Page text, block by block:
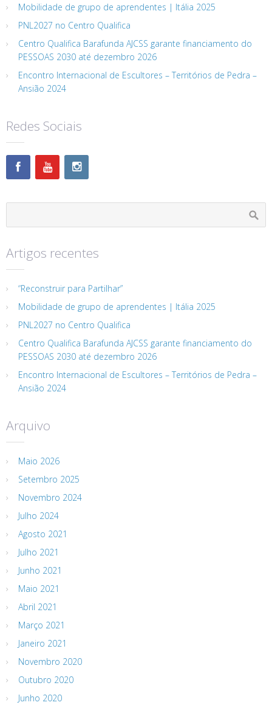
Mobilidade de grupo de aprendentes | Itália 2025
PNL2027 no Centro Qualifica
Centro Qualifica Barafunda AJCSS garante financiamento do
PESSOAS 2030 até dezembro 2026
Encontro Internacional de Escultores – Territórios de Pedra –
Ansião 2024
Redes Sociais
Artigos recentes
“Reconstruir para Partilhar”
Mobilidade de grupo de aprendentes | Itália 2025
PNL2027 no Centro Qualifica
Centro Qualifica Barafunda AJCSS garante financiamento do
PESSOAS 2030 até dezembro 2026
Encontro Internacional de Escultores – Territórios de Pedra –
Ansião 2024
Arquivo
Maio 2026
Setembro 2025
Novembro 2024
Julho 2024
Agosto 2021
Julho 2021
Junho 2021
Maio 2021
Abril 2021
Março 2021
Janeiro 2021
Novembro 2020
Outubro 2020
Junho 2020